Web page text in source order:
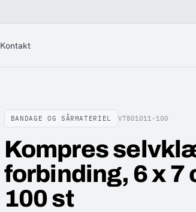
Kontakt
BANDAGE OG SÅRMATERIEL VT801011-100
Kompres
forbinding, 6 x 7
100 st